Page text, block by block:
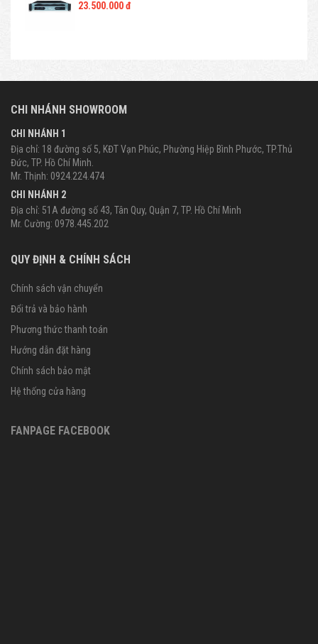
23.500.000 đ
CHI NHÁNH SHOWROOM
CHI NHÁNH 1
Địa chỉ: 18 đường số 5, KĐT Vạn Phúc, Phường Hiệp Bình Phước, TP.Thủ
Đức, TP. Hồ Chí Minh.
Mr. Thịnh: 0924.224.474
CHI NHÁNH 2
Địa chỉ: 51A đường số 43, Tân Quy, Quận 7, TP. Hồ Chí Minh
Mr. Cường: 0978.445.202
QUY ĐỊNH & CHÍNH SÁCH
Chính sách vận chuyển
Đổi trả và bảo hành
Phương thức thanh toán
Hướng dẫn đặt hàng
Chính sách bảo mật
Hệ thống cửa hàng
FANPAGE FACEBOOK